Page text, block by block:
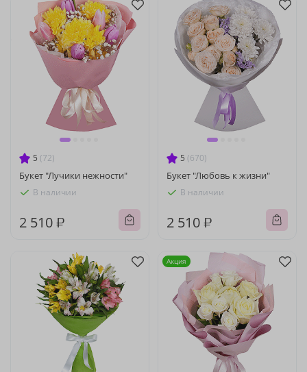
5 (72)
Букет "Лучики нежности"
В наличии
2 510 ₽
5 (670)
Букет "Любовь к жизни"
В наличии
2 510 ₽
Акция